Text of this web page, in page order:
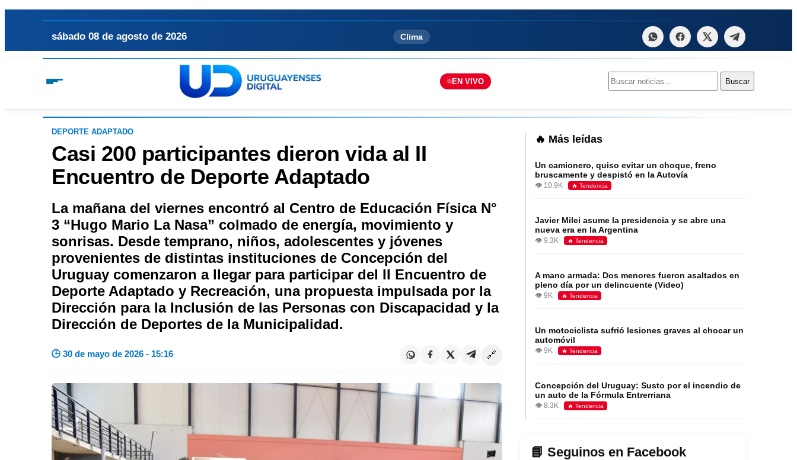
sábado 08 de agosto de 2026 Clima
EN VIVO Buscar: Buscar
DEPORTE ADAPTADO
Casi 200 participantes dieron vida al II
Encuentro de Deporte Adaptado
La mañana del viernes encontró al Centro de Educación Física N°
3 “Hugo Mario La Nasa” colmado de energía, movimiento y
sonrisas. Desde temprano, niños, adolescentes y jóvenes
provenientes de distintas instituciones de Concepción del
Uruguay comenzaron a llegar para participar del II Encuentro de
Deporte Adaptado y Recreación, una propuesta impulsada por la
Dirección para la Inclusión de las Personas con Discapacidad y la
Dirección de Deportes de la Municipalidad.
🕒 30 de mayo de 2026 - 15:16 🔗
🔥 Más leídas
Un camionero, quiso evitar un choque, freno
bruscamente y despistó en la Autovía
👁️ 10.9K 🔥 Tendencia
Javier Milei asume la presidencia y se abre una
nueva era en la Argentina
👁️ 9.3K 🔥 Tendencia
A mano armada: Dos menores fueron asaltados en
pleno día por un delincuente (Video)
👁️ 9K 🔥 Tendencia
Un motociclista sufrió lesiones graves al chocar un
automóvil
👁️ 9K 🔥 Tendencia
Concepción del Uruguay: Susto por el incendio de
un auto de la Fórmula Entrerriana
👁️ 8.3K 🔥 Tendencia
📘 Seguinos en Facebook